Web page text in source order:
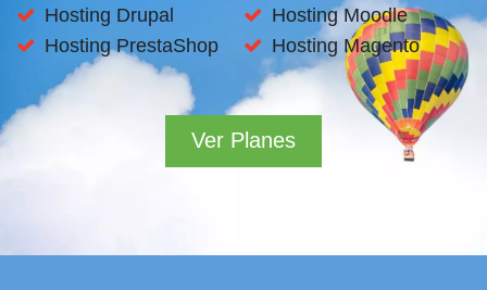
Hosting Drupal
Hosting Moodle
Hosting PrestaShop
Hosting Magento
Ver Planes